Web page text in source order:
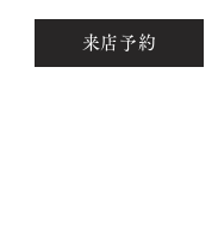
来店予約